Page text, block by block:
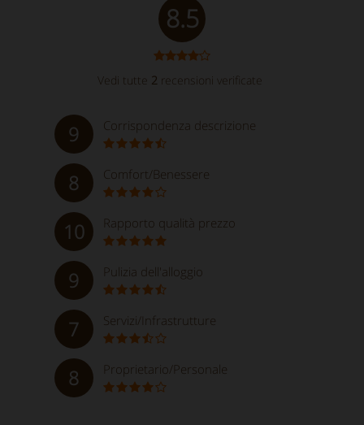
8.5
Vedi tutte 2 recensioni verificate
9 Corrispondenza descrizione
8 Comfort/Benessere
10 Rapporto qualità prezzo
9 Pulizia dell'alloggio
7 Servizi/Infrastrutture
8 Proprietario/Personale